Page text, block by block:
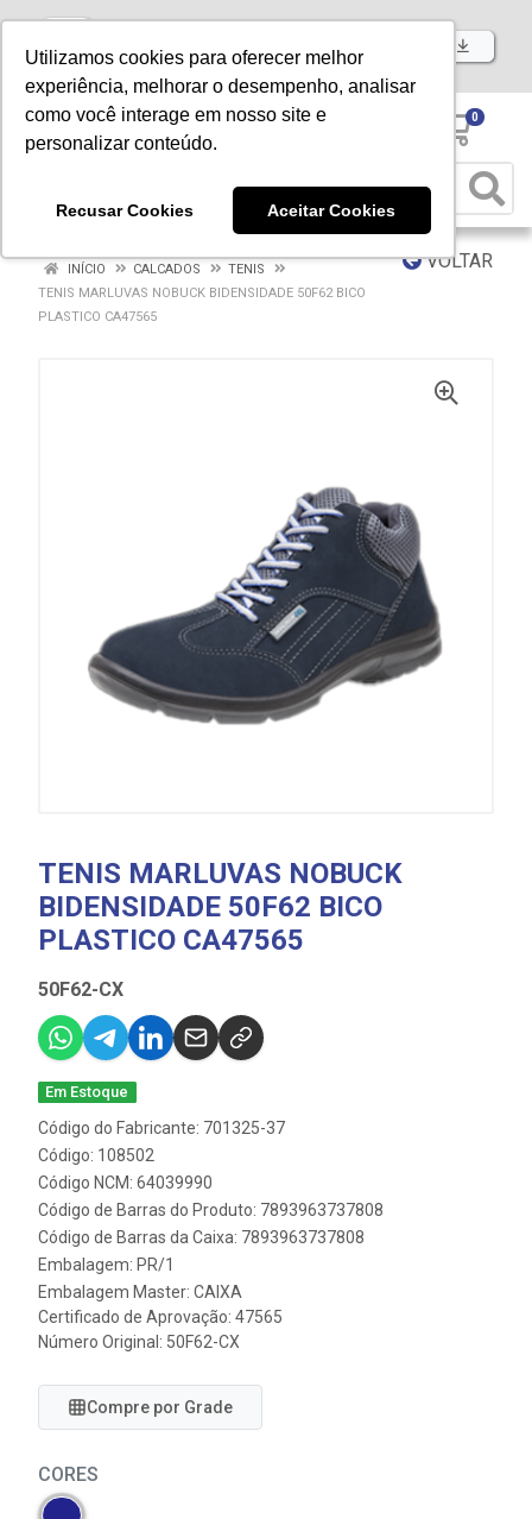
Utilizamos cookies para oferecer melhor
experiência, melhorar o desempenho, analisar
como você interage em nosso site e
personalizar conteúdo.
Recusar Cookies Aceitar Cookies
Baixe já nosso APP
0
VOLTAR
INÍCIO CALCADOS
TENIS
TENIS MARLUVAS NOBUCK BIDENSIDADE 50F62 BICO
PLASTICO CA47565
TENIS MARLUVAS NOBUCK
BIDENSIDADE 50F62 BICO
PLASTICO CA47565
50F62-CX
Em Estoque
Código do Fabricante: 701325-37
Código: 108502
Código NCM: 64039990
Código de Barras do Produto: 7893963737808
Código de Barras da Caixa: 7893963737808
Embalagem: PR/1
Embalagem Master: CAIXA
Certificado de Aprovação: 47565
Número Original: 50F62-CX
Compre por Grade
CORES